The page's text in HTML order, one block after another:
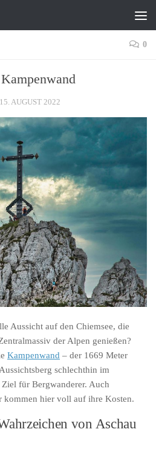
0
15. AUGUST 2022
Aussicht auf den Chiemsee, die
der Alpen genießen?
Kampenwand – der 1669 Meter
schlechthin im
für Bergwanderer. Auch
hier voll auf ihre Kosten.
von Aschau